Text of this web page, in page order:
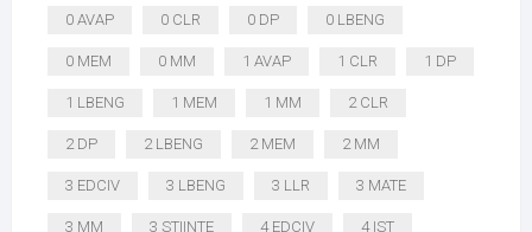
0 AVAP 0 CLR 0 DP 0 LBENG
0 MEM 0 MM 1 AVAP 1 CLR 1 DP
1 LBENG 1 MEM 1 MM 2 CLR
2 DP 2 LBENG 2 MEM 2 MM
3 EDCIV 3 LBENG 3 LLR 3 MATE
3 MM 3 STIINTE 4 EDCIV 4 IST